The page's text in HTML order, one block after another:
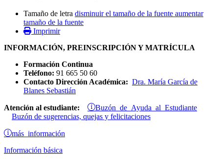
Tamaño de letra disminuir el tamaño de la fuente aumentar
tamaño de la fuente
Imprimir
INFORMACIÓN, PREINSCRIPCIÓN Y MATRÍCULA
Formación Continua
Teléfono: 91 665 50 60
Contacto Dirección Académica: Dra. María García de
Blanes Sebastián
Atención al estudiante: Buzón de Ayuda al Estudiante
Buzón de sugerencias, quejas y felicitaciones
más información
Información básica